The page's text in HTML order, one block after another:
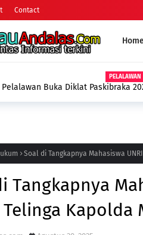
Contact
HUKUM
Ditukar dengan Sabu, Pria di
Soal di Tangkapnya Mahasiswa
Tangkapnya
Kapolda